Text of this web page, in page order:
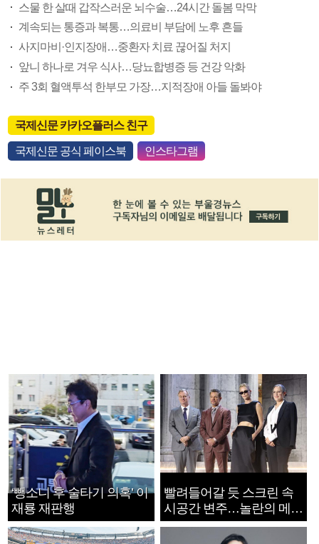
스물 한 살때 갑작스러운 뇌수술…24시간 돌봄 막막
계속되는 통증과 복통…의료비 부담에 노후 흔들
사지마비·인지장애…중환자 치료 끊어질 처지
앞니 하나로 겨우 식사…당뇨합병증 등 건강 악화
주 3회 혈액투석 한부모 가장…지적장애 아들 돌봐야
국제신문 카카오플러스 친구
국제신문 공식 페이스북 인스타그램
‘뺑소니 후 술타기 의혹’ 이
재룡 재판행
빨려들어갈 듯 스크린 속
시공간 변주…놀란의 메시
지는 ‘전쟁 속죄’